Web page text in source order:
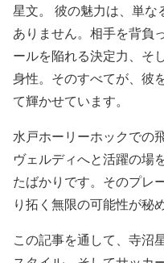
星文。 彼の魅力は、単な
ありません。相手を背負
ールを陥れる決定力、そ
身性。そのすべてが、彼
て輝かせています。
水戸ホーリーホックでの
ヴェルディへと活躍の場
たばかりです。そのプレ
り拓く無限の可能性が秘
この記事を通して、寺沼